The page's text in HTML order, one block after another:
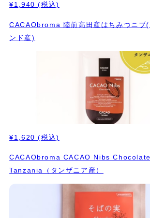
¥1,940 (税込)
CACAObroma 陸前高田産はちみつニブ(
ンド産)
¥1,620 (税込)
CACAObroma CACAO Nibs Chocolate
Tanzania（タンザニア産）